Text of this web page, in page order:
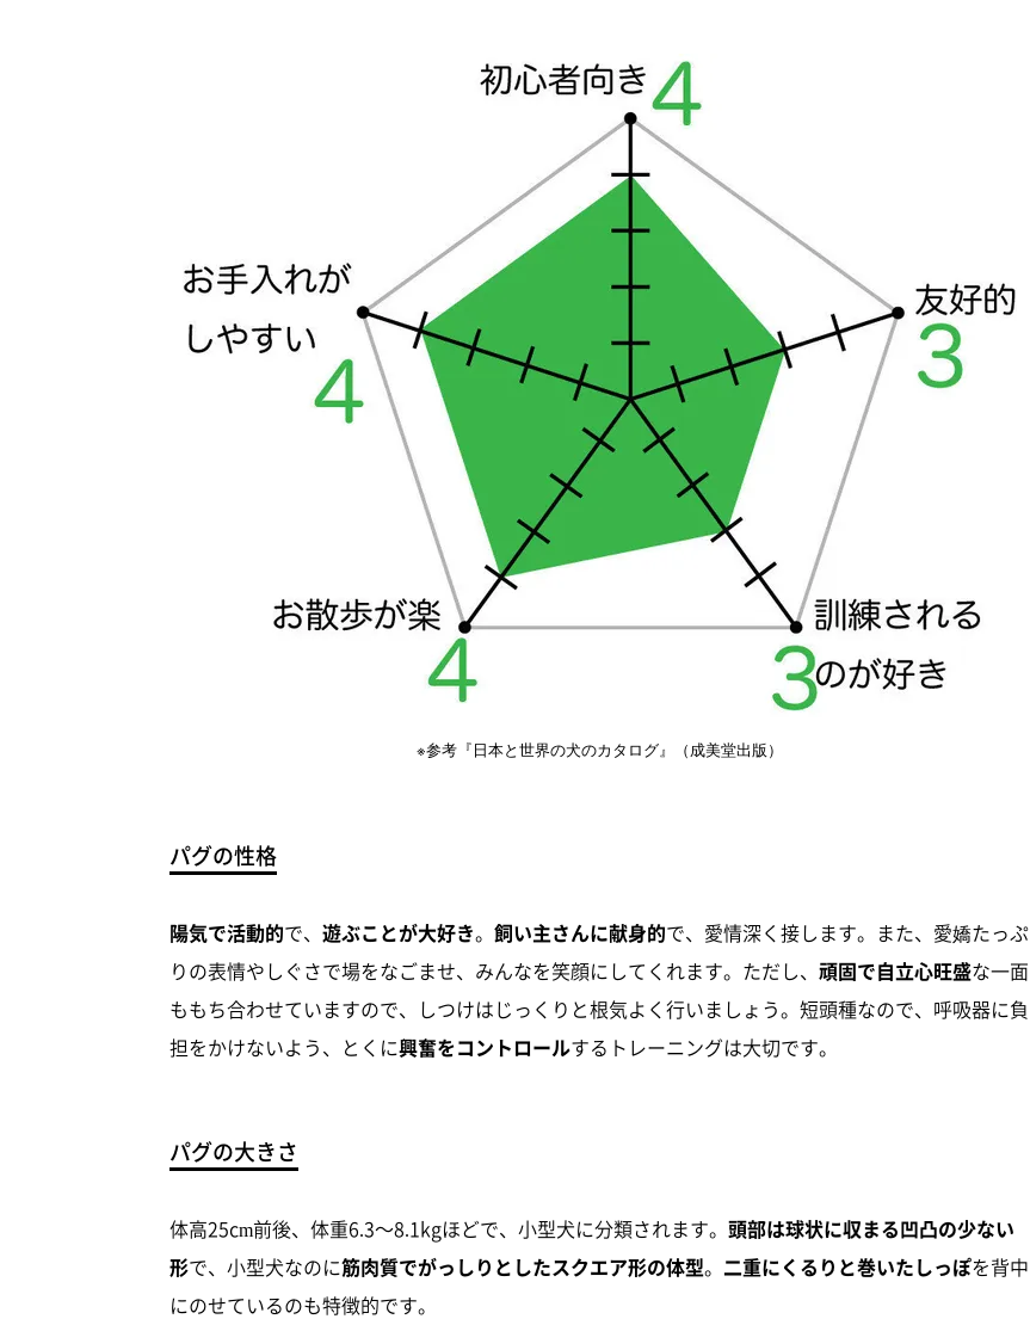
※参考『日本と世界の犬のカタログ』（成美堂出版）
パグの性格
陽気で活動的で、 遊ぶことが大好き。 飼い主さんに献身的で、愛情深く接します。また、愛嬌たっぷ
りの表情やしぐさで場をなごませ、みんなを笑顔にしてくれます。ただし、 頑固で自立心旺盛な一面
ももち合わせていますので、しつけはじっくりと根気よく行いましょう。短頭種なので、呼吸器に負
担をかけないよう、とくに興奮をコントロールするトレーニングは大切です。
パグの大きさ
体高25cm前後、体重6.3～8.1kgほどで、小型犬に分類されます。 頭部は球状に収まる凹凸の少ない
形で、小型犬なのに筋肉質でがっしりとしたスクエア形の体型。 二重にくるりと巻いたしっぽを背中
にのせているのも特徴的です。